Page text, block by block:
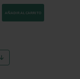
AÑADIR AL CARRITO